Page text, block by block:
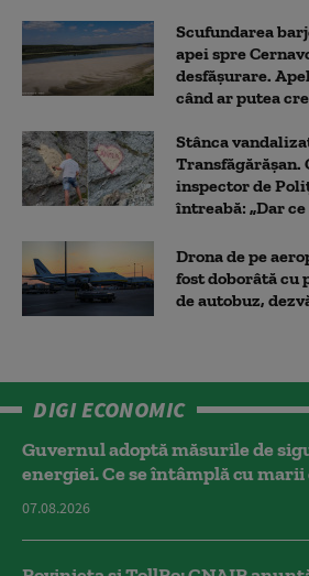
Scufundarea
apei spre
desfășurare.
când ar putea
Stânca
Transfăgărășan.
inspector de
întreabă: „Dar ce
Drona de pe
fost doborâtă cu
de autobuz,
DIGI ECONOMIC
Guvernul adoptă măsurile de
energiei. Ce se întâmplă cu
07.08.2026